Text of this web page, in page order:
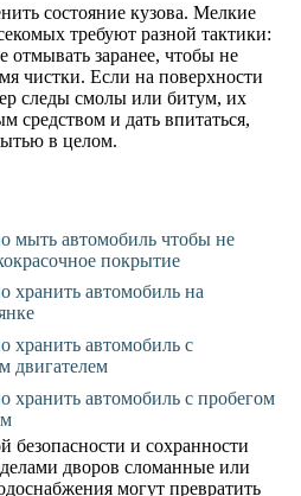
состояние кузова. Мелкие
требуют разной тактики:
отмывать заранее, чтобы не
чистки. Если на поверхности
следы смолы или битум, их
средством и дать впитаться,
в целом.
мыть автомобиль чтобы не
покрытие
хранить автомобиль на
хранить автомобиль с
двигателем
хранить автомобиль с пробегом
безопасности и сохранности
дворов сломанные или
могут превратить